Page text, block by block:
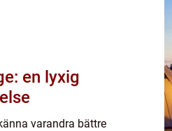
en lyxig
varandra bättre